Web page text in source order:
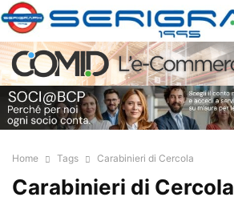
Home Tags Carabinieri di Cercola
Carabinieri di Cercola